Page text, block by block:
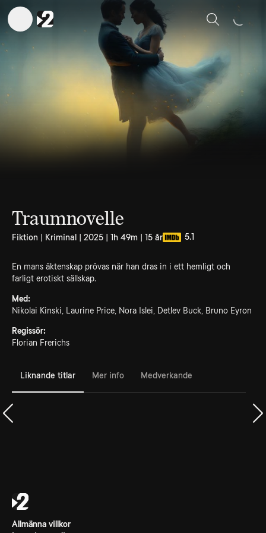
Sök
Traumnovelle
Fiktion | Kriminal | 2025 | 1h 49m | 15 år 5.1
En mans äktenskap prövas när han dras in i ett hemligt och
farligt erotiskt sällskap.
Med:
Nikolai Kinski, Laurine Price, Nora Islei, Detlev Buck, Bruno Eyron
Regissör:
Florian Frerichs
Liknande titlar Mer info Medverkande
Allmänna villkor